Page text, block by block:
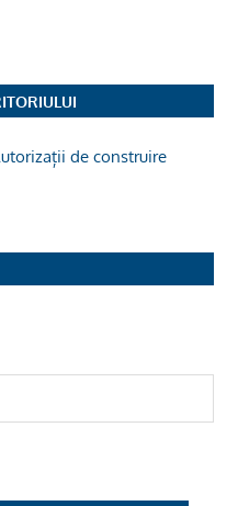
de construire